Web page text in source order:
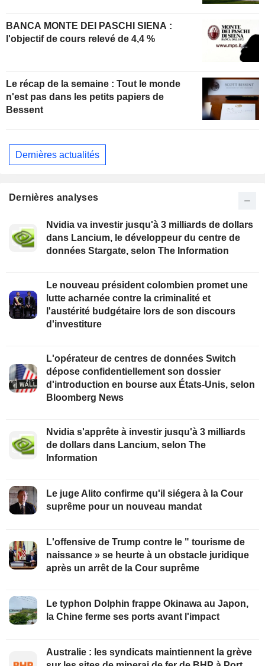
BANCA MONTE DEI PASCHI SIENA :
l'objectif de cours relevé de 4,4 %
Le récap de la semaine : Tout le monde
n'est pas dans les petits papiers de
Bessent
Dernières actualités
Dernières analyses
Nvidia va investir jusqu'à 3 milliards de dollars
dans Lancium, le développeur du centre de
données Stargate, selon The Information
Le nouveau président colombien promet une
lutte acharnée contre la criminalité et
l'austérité budgétaire lors de son discours
d'investiture
L'opérateur de centres de données Switch
dépose confidentiellement son dossier
d'introduction en bourse aux États-Unis, selon
Bloomberg News
Nvidia s'apprête à investir jusqu'à 3 milliards
de dollars dans Lancium, selon The
Information
Le juge Alito confirme qu'il siégera à la Cour
suprême pour un nouveau mandat
L'offensive de Trump contre le " tourisme de
naissance » se heurte à un obstacle juridique
après un arrêt de la Cour suprême
Le typhon Dolphin frappe Okinawa au Japon,
la Chine ferme ses ports avant l'impact
Australie : les syndicats maintiennent la grève